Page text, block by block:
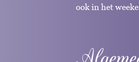
ook in het